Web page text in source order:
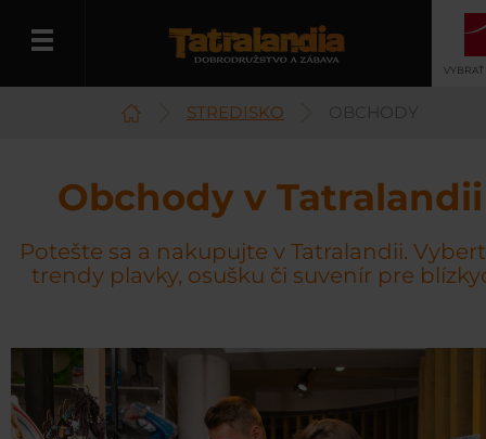
STREDISKO OBCHODY
Obchody v Tatralandii
Potešte sa a nakupujte v Tatralandii.
trendy plavky, osušku či suvenír pre